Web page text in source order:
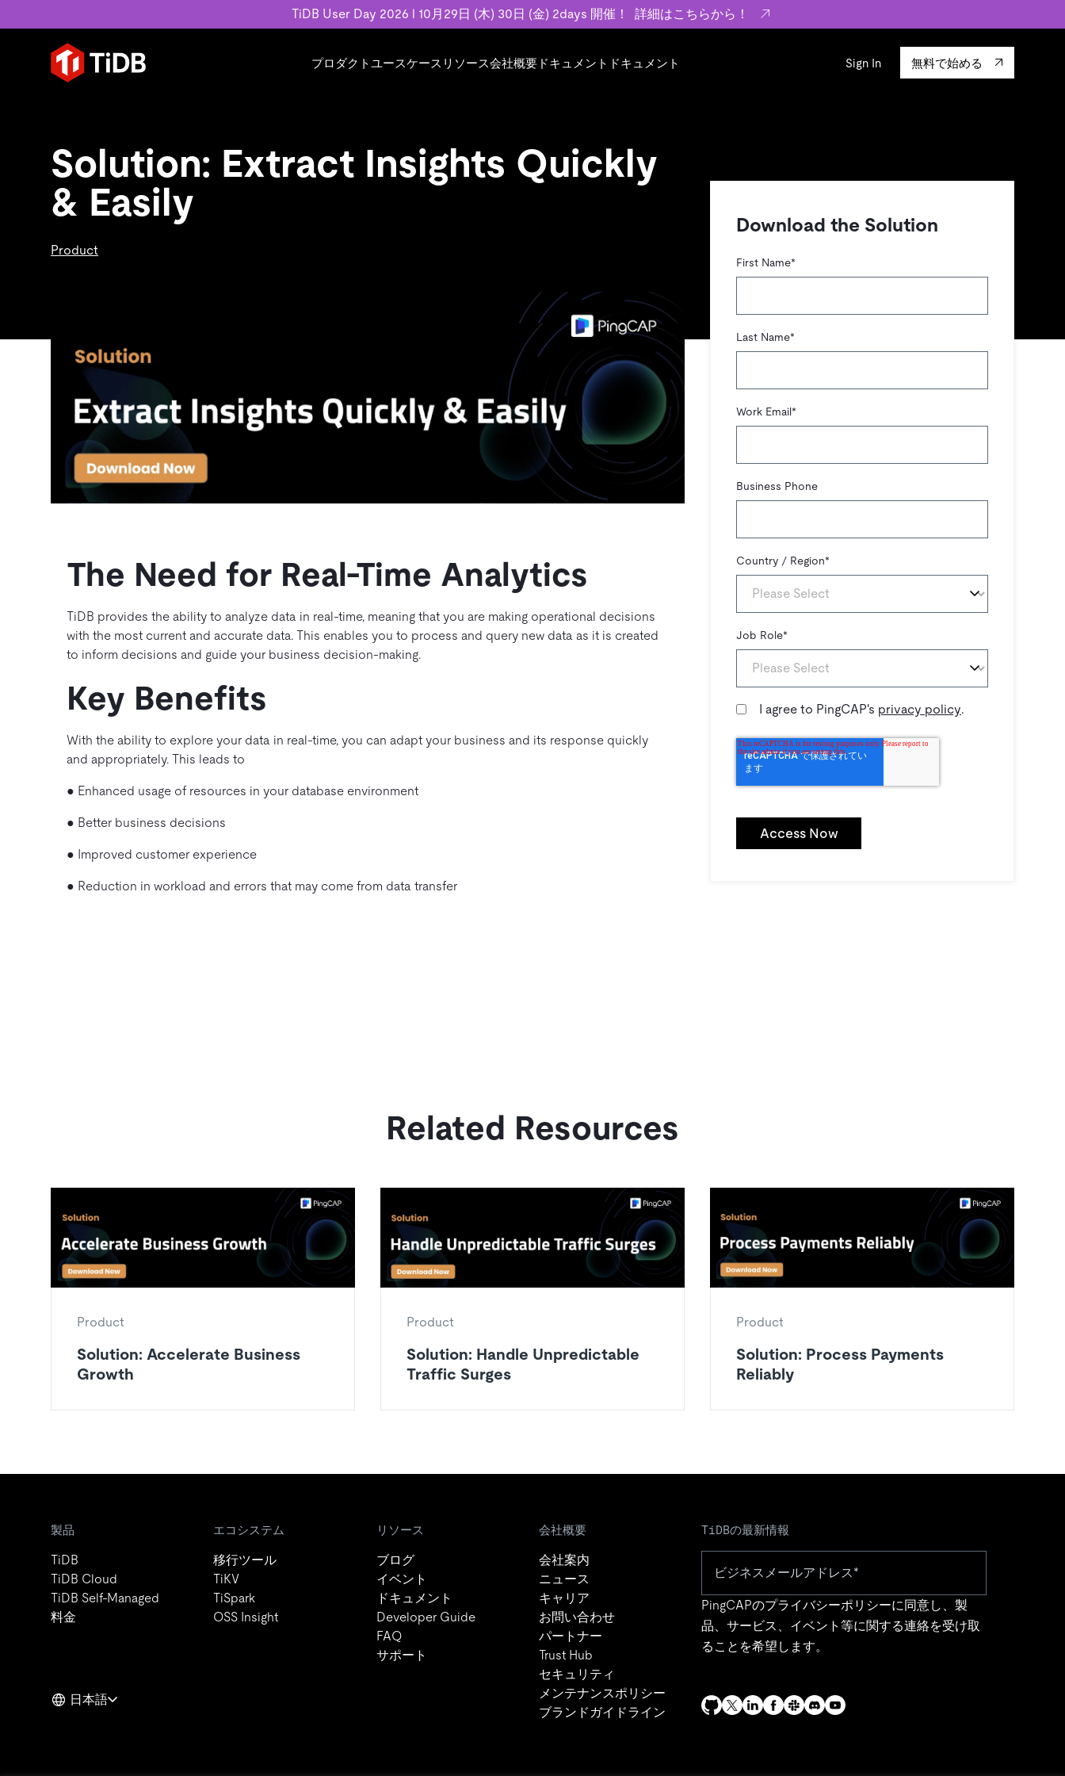
TiDB User Day 2026 l 10月29日 (木) 30日 (金) 2days 開催！ 詳細はこちらから！
プロダクト
MySQL互換の分散データベースで高可用性と
水平スケーラビリティを備え大規模データを
詳細はこちら
TiDB Self-Managed
料金
ユースケース
などを紹介しています。
Eコマース
SaaS
MySQLワークロードの近代化
Build GenAI Applications
リソース
ホワイトペーパー
アーカイブ動画
Developer Hub
Discord Community
会社概要
SLA、利用規約、プライバシーポリシーな
ど、契約関連の情報を紹介します。
会社案内
キャリア
ドキュメント
TiDB
開発者ガイド
ドキュメント
TiDB
開発者ガイド
Sign In 無料で始める
Solution: Extract Insights Quickly
& Easily
Product
Download the Solution
First Name*
Last Name*
Work Email*
Business Phone
Country / Region*
Job Role*
I agree to PingCAP's privacy policy.
The Need for Real-Time Analytics
TiDB provides the ability to analyze data in real-time, meaning that you are making operational decisions
with the most current and accurate data. This enables you to process and query new data as it is created
to inform decisions and guide your business decision-making.
Key Benefits
With the ability to explore your data in real-time, you can adapt your business and its response quickly
and appropriately. This leads to
● Enhanced usage of resources in your database environment
● Better business decisions
● Improved customer experience
● Reduction in workload and errors that may come from data transfer
Related Resources
Product
Solution: Accelerate Business
Growth
Product
Solution: Handle Unpredictable
Traffic Surges
Product
Solution: Process Payments
Reliably
製品
TiDB
TiDB Cloud
TiDB Self-Managed
料金
日本語
エコシステム
移行ツール
TiKV
TiSpark
OSS Insight
リソース
ブログ
イベント
ドキュメント
Developer Guide
FAQ
サポート
会社概要
会社案内
ニュース
キャリア
お問い合わせ
パートナー
Trust Hub
セキュリティ
メンテナンスポリシー
ブランドガイドライン
TiDBの最新情報
PingCAPのプライバシーポリシーに同意し、製
品、サービス、イベント等に関する連絡を受け取
ることを希望します。